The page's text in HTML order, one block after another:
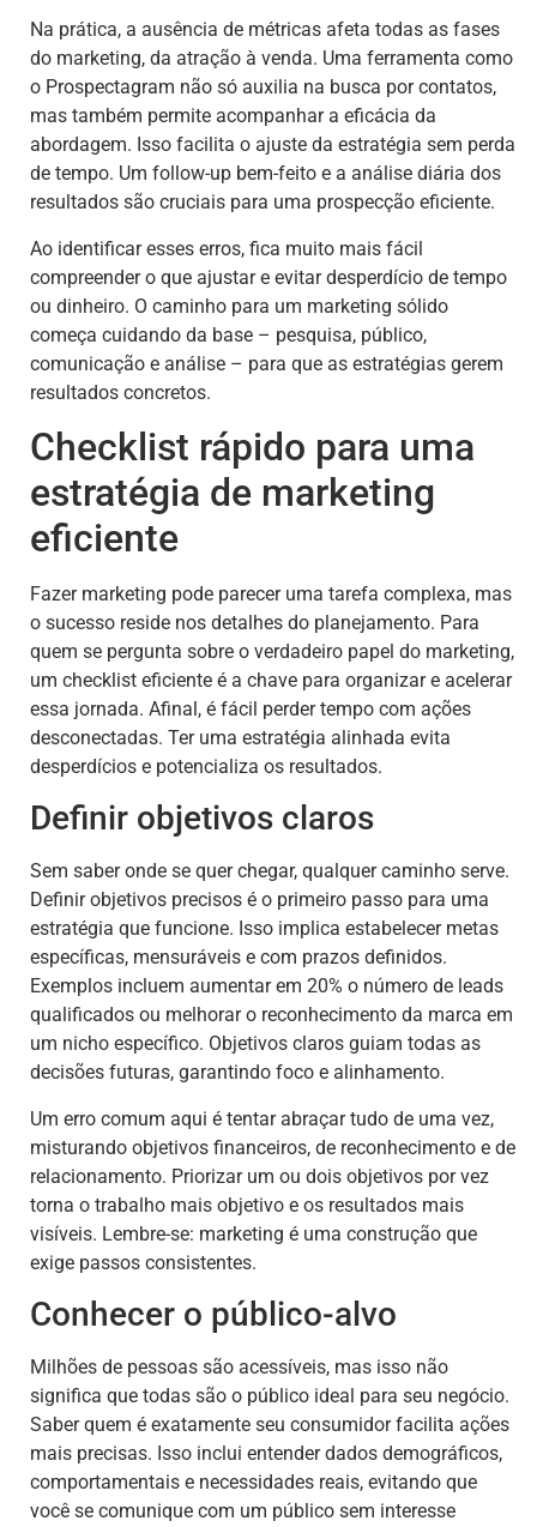
Na prática, a ausência de métricas afeta todas as fases
do marketing, da atração à venda. Uma ferramenta como
o Prospectagram não só auxilia na busca por contatos,
mas também permite acompanhar a eficácia da
abordagem. Isso facilita o ajuste da estratégia sem perda
de tempo. Um follow-up bem-feito e a análise diária dos
resultados são cruciais para uma prospecção eficiente.
Ao identificar esses erros, fica muito mais fácil
compreender o que ajustar e evitar desperdício de tempo
ou dinheiro. O caminho para um marketing sólido
começa cuidando da base – pesquisa, público,
comunicação e análise – para que as estratégias gerem
resultados concretos.
Checklist rápido para uma
estratégia de marketing
eficiente
Fazer marketing pode parecer uma tarefa complexa, mas
o sucesso reside nos detalhes do planejamento. Para
quem se pergunta sobre o verdadeiro papel do marketing,
um checklist eficiente é a chave para organizar e acelerar
essa jornada. Afinal, é fácil perder tempo com ações
desconectadas. Ter uma estratégia alinhada evita
desperdícios e potencializa os resultados.
Definir objetivos claros
Sem saber onde se quer chegar, qualquer caminho serve.
Definir objetivos precisos é o primeiro passo para uma
estratégia que funcione. Isso implica estabelecer metas
específicas, mensuráveis e com prazos definidos.
Exemplos incluem aumentar em 20% o número de leads
qualificados ou melhorar o reconhecimento da marca em
um nicho específico. Objetivos claros guiam todas as
decisões futuras, garantindo foco e alinhamento.
Um erro comum aqui é tentar abraçar tudo de uma vez,
misturando objetivos financeiros, de reconhecimento e de
relacionamento. Priorizar um ou dois objetivos por vez
torna o trabalho mais objetivo e os resultados mais
visíveis. Lembre-se: marketing é uma construção que
exige passos consistentes.
Conhecer o público-alvo
Milhões de pessoas são acessíveis, mas isso não
significa que todas são o público ideal para seu negócio.
Saber quem é exatamente seu consumidor facilita ações
mais precisas. Isso inclui entender dados demográficos,
comportamentais e necessidades reais, evitando que
você se comunique com um público sem interesse